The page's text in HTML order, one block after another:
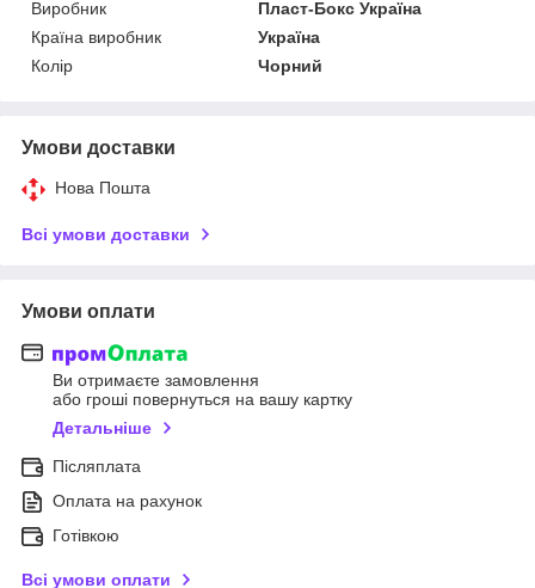
Виробник
Пласт-Бокс Україна
Країна виробник
Україна
Колір
Чорний
Умови доставки
Нова Пошта
Всі умови доставки
Умови оплати
Ви отримаєте замовлення
або гроші повернуться на вашу картку
Детальніше
Післяплата
Оплата на рахунок
Готівкою
Всі умови оплати